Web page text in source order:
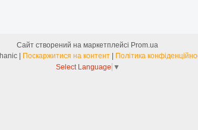
Сайт створений на маркетплейсі Prom.ua
Поскаржитися на контент
Політика
Select Language ▼